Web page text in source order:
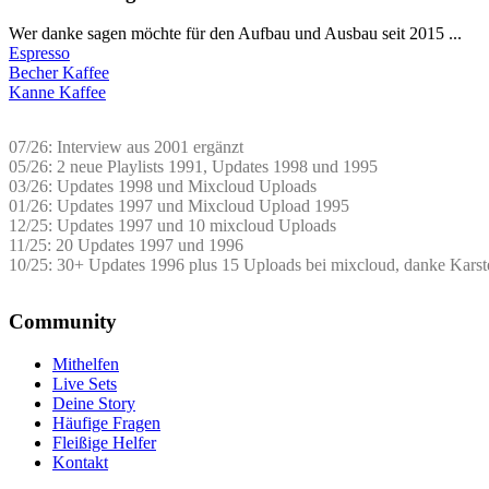
Wer danke sagen möchte für den Aufbau und Ausbau seit 2015 ...
Espresso
Becher Kaffee
Kanne Kaffee
07/26: Interview aus 2001 ergänzt
05/26: 2 neue Playlists 1991, Updates 1998 und 1995
03/26: Updates 1998 und Mixcloud Uploads
01/26: Updates 1997 und Mixcloud Upload 1995
12/25: Updates 1997 und 10 mixcloud Uploads
11/25: 20 Updates 1997 und 1996
10/25: 30+ Updates 1996 plus 15 Uploads bei mixcloud, danke
Community
Mithelfen
Live Sets
Deine Story
Häufige Fragen
Fleißige Helfer
Kontakt